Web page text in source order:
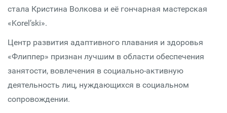
стала Кристина Волкова и её гончарная мастерская
«Korel’ski».
Центр развития адаптивного плавания и здоровья
«Флиппер» признан лучшим в области обеспечения
занятости, вовлечения в социально-активную
деятельность лиц, нуждающихся в социальном
сопровождении.